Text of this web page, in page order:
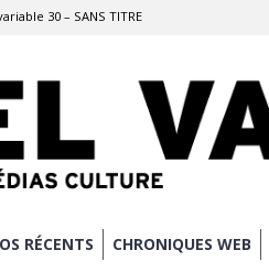
30 – SANS TITRE
RÉCENTS CHRONIQUES WEB